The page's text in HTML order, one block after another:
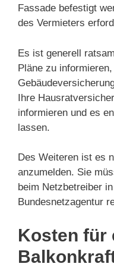
Fassade befestigt
des Vermieters
Es ist generell
Pläne zu
Ihre
informieren und es
lassen.
Des Weiteren ist es
anzumelden. Sie
beim Netzbetreiber
Bundesnetzagentur
Kosten für